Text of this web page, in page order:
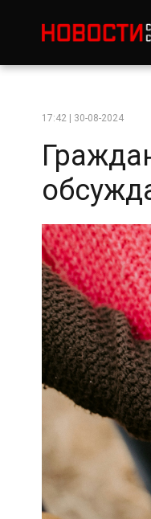
17:42 | 30-08-2024